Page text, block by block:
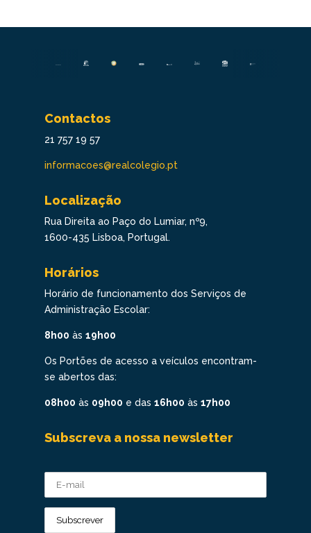
Contactos
21 757 19 57
informacoes@realcolegio.pt
Localização
Rua Direita ao Paço do Lumiar, nº9,
1600-435 Lisboa, Portugal.
Horários
Horário de funcionamento dos Serviços de
Administração Escolar:
8h00 às 19h00
Os Portões de acesso a veículos encontram-
se abertos das:
08h00 às 09h00 e das 16h00 às 17h00
Subscreva a nossa newsletter